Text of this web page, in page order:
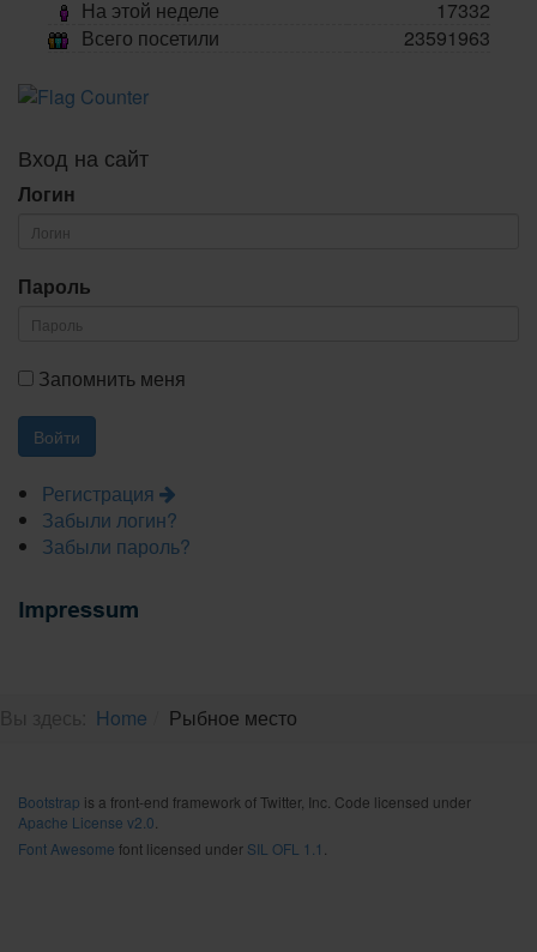
На этой неделе
17332
Всего посетили
23591963
Вход на сайт
Логин
Пароль
Запомнить меня
Регистрация
Забыли логин?
Забыли пароль?
Home Рыбное место
Bootstrap is a front-end framework of Twitter, Inc. Code licensed under
Apache License v2.0
Font Awesome font licensed under SIL OFL 1.1